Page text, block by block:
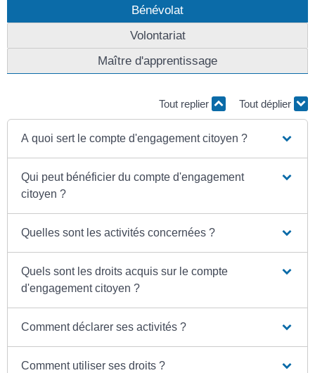
Bénévolat
Volontariat
Maître d'apprentissage
Tout replier Tout déplier
A quoi sert le compte d'engagement citoyen ?
Qui peut bénéficier du compte d'engagement
citoyen ?
Quelles sont les activités concernées ?
Quels sont les droits acquis sur le compte
d'engagement citoyen ?
Comment déclarer ses activités ?
Comment utiliser ses droits ?